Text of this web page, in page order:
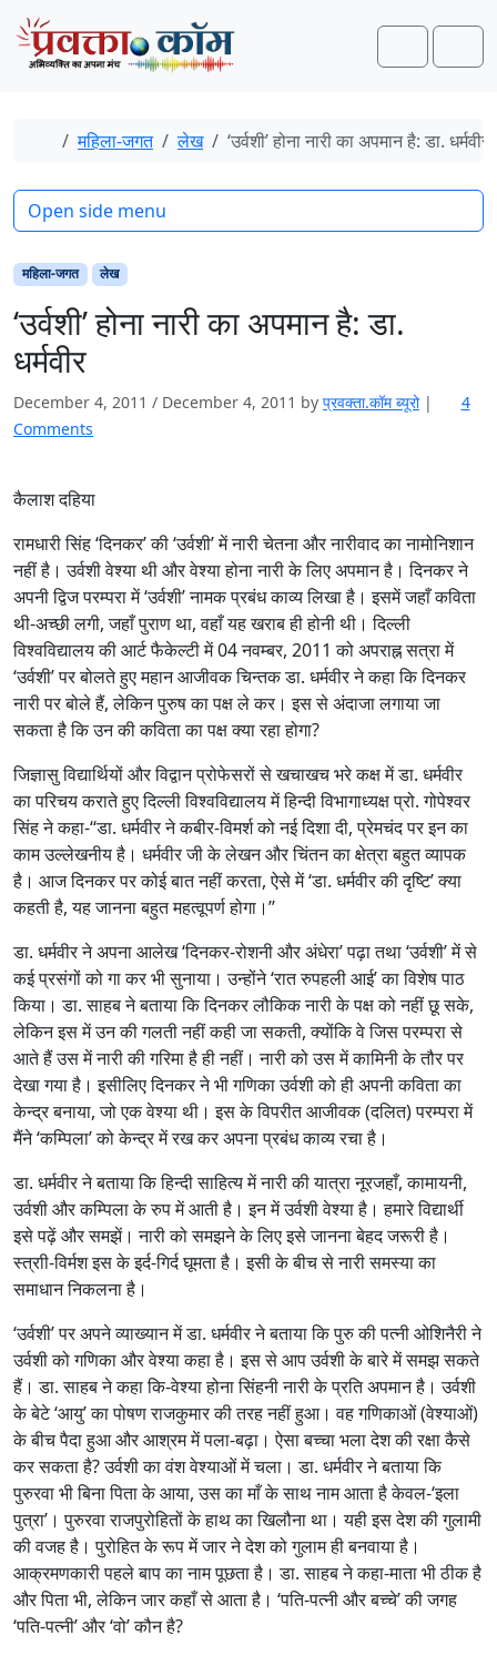
Skip to content
Skip to footer
Search
Home
महिला-जगत लेख ‘उर्वशी’ होना नारी का अपमान है: डा. धर्मवीर
महिला-जगत लेख
‘उर्वशी’ होना नारी का अपमान है: डा.
धर्मवीर
December 4, 2011 / December 4, 2011 by प्रवक्ता.कॉम ब्यूरो |
4
Comments
उ
शी
’
हो
ना
ना
री
का
अ
प
न
है
:
डा
.
ध
र्म
र
कैलाश दहिया
रामधारी सिंह ‘दिनकर’ की ‘उर्वशी’ में नारी चेतना और नारीवाद का नामोनिशान
नहीं है। उर्वशी वेश्या थी और वेश्या होना नारी के लिए अपमान है। दिनकर ने
अपनी द्विज परम्परा में ‘उर्वशी’ नामक प्रबंध काव्य लिखा है। इसमें जहाँ कविता
थी-अच्छी लगी, जहाँ पुराण था, वहाँ यह खराब ही होनी थी। दिल्ली
विश्वविद्यालय की आर्ट फैकेल्टी में 04 नवम्बर, 2011 को अपराह्न सत्रा में
‘उर्वशी’ पर बोलते हुए महान आजीवक चिन्तक डा. धर्मवीर ने कहा कि दिनकर
नारी पर बोले हैं, लेकिन पुरुष का पक्ष ले कर। इस से अंदाजा लगाया जा
सकता है कि उन की कविता का पक्ष क्या रहा होगा?
जिज्ञासु विद्यार्थियों और विद्वान प्रोफेसरों से खचाखच भरे कक्ष में डा. धर्मवीर
का परिचय कराते हुए दिल्ली विश्वविद्यालय में हिन्दी विभागाध्यक्ष प्रो. गोपेश्वर
सिंह ने कहा-‘‘डा. धर्मवीर ने कबीर-विमर्श को नई दिशा दी, प्रेमचंद पर इन का
काम उल्लेखनीय है। धर्मवीर जी के लेखन और चिंतन का क्षेत्रा बहुत व्यापक
है। आज दिनकर पर कोई बात नहीं करता, ऐसे में ‘डा. धर्मवीर की दृष्टि’ क्या
कहती है, यह जानना बहुत महत्वूपर्ण होगा।’’
डा. धर्मवीर ने अपना आलेख ‘दिनकर-रोशनी और अंधेरा’ पढ़ा तथा ‘उर्वशी’ में से
कई प्रसंगों को गा कर भी सुनाया। उन्होंने ‘रात रुपहली आई’ का विशेष पाठ
किया। डा. साहब ने बताया कि दिनकर लौकिक नारी के पक्ष को नहीं छू सके,
लेकिन इस में उन की गलती नहीं कही जा सकती, क्योंकि वे जिस परम्परा से
आते हैं उस में नारी की गरिमा है ही नहीं। नारी को उस में कामिनी के तौर पर
देखा गया है। इसीलिए दिनकर ने भी गणिका उर्वशी को ही अपनी कविता का
केन्द्र बनाया, जो एक वेश्या थी। इस के विपरीत आजीवक (दलित) परम्परा में
मैंने ‘कम्पिला’ को केन्द्र में रख कर अपना प्रबंध काव्य रचा है।
डा. धर्मवीर ने बताया कि हिन्दी साहित्य में नारी की यात्रा नूरजहाँ, कामायनी,
उर्वशी और कम्पिला के रुप में आती है। इन में उर्वशी वेश्या है। हमारे विद्यार्थी
इसे पढ़ें और समझें। नारी को समझने के लिए इसे जानना बेहद जरूरी है।
स्त्राी-विर्मश इस के इर्द-गिर्द घूमता है। इसी के बीच से नारी समस्या का
समाधान निकलना है।
‘उर्वशी’ पर अपने व्याख्यान में डा. धर्मवीर ने बताया कि पुरु की पत्नी ओशिनैरी ने
उर्वशी को गणिका और वेश्या कहा है। इस से आप उर्वशी के बारे में समझ सकते
हैं। डा. साहब ने कहा कि-वेश्या होना सिंहनी नारी के प्रति अपमान है। उर्वशी
के बेटे ‘आयु’ का पोषण राजकुमार की तरह नहीं हुआ। वह गणिकाओं (वेश्याओं)
के बीच पैदा हुआ और आश्रम में पला-बढ़ा। ऐसा बच्चा भला देश की रक्षा कैसे
कर सकता है? उर्वशी का वंश वेश्याओं में चला। डा. धर्मवीर ने बताया कि
पुरुरवा भी बिना पिता के आया, उस का माँ के साथ नाम आता है केवल-‘इला
पुत्रा’। पुरुरवा राजपुरोहितों के हाथ का खिलौना था। यही इस देश की गुलामी
की वजह है। पुरोहित के रूप में जार ने देश को गुलाम ही बनवाया है।
आक्रमणकारी पहले बाप का नाम पूछता है। डा. साहब ने कहा-माता भी ठीक है
और पिता भी, लेकिन जार कहाँ से आता है। ‘पति-पत्नी और बच्चे’ की जगह
‘पति-पत्नी’ और ‘वो’ कौन है?
Open side menu